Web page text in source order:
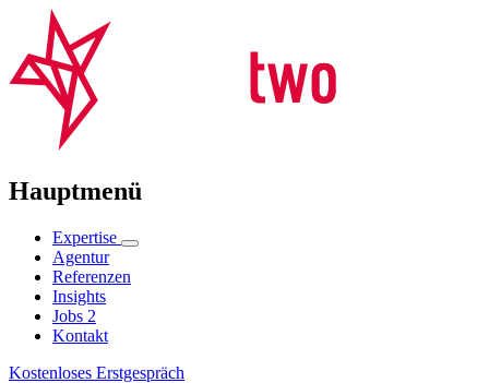
Hauptmenü
Expertise
Agentur
Referenzen
Insights
Jobs 2
Kontakt
Kostenloses Erstgespräch